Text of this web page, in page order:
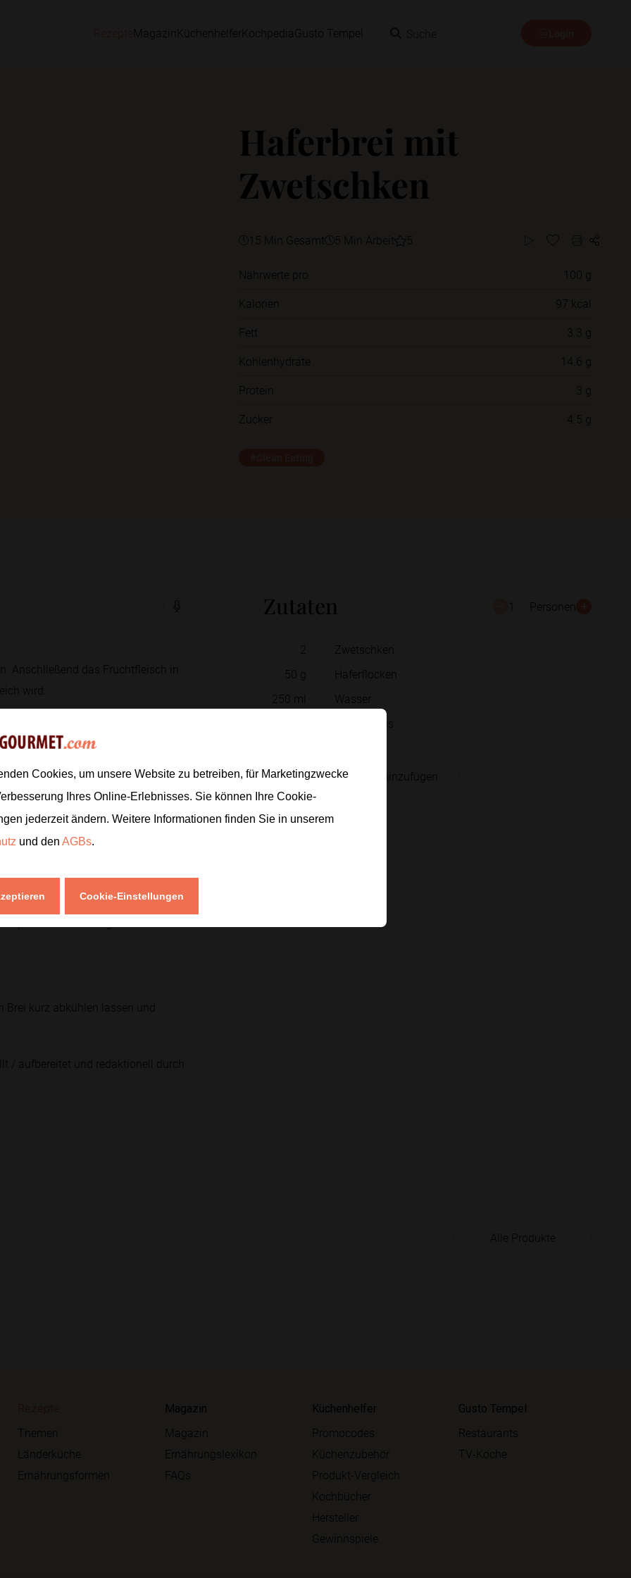
Magazin Küchenhelfer Kochpedia Gusto Tempel
Haferbrei mit
Zwetschken
15 Min Gesamt 5 Min Arbeit 5
Nährwerte pro
100 g
Kalorien
97 kcal
Fett
3.3 g
Kohlenhydrate
14.6 g
Protein
3 g
Zucker
4.5 g
Zutaten 1 Personen
2
Zwetschken
50 g
Haferflocken
250 ml
Wasser
Mandelmus
Zur Einkaufsliste hinzufügen
Anschließend das Fruchtfleisch in
wird.
erhitzen und dabei
dazugeben und alles einige
ihr Aroma abgeben.
pürieren. Je nach gewünschter
kurz abkühlen lassen und
/ aufbereitet und redaktionell durch
Alle Produkte
Themen
Länderküche
Ernährungsformen
Magazin
Magazin
Ernährungslexikon
FAQs
Küchenhelfer
Promocodes
Küchenzubehör
Produkt-Vergleich
Kochbücher
Hersteller
Gewinnspiele
Gusto Tempel
Restaurants
TV-Köche
Cookies, um unsere Website zu betreiben, für Marketingzwecke
Ihres Online-Erlebnisses. Sie können Ihre Cookie-
jederzeit ändern. Weitere Informationen finden Sie in unserem
und den AGBs.
Cookie-Einstellungen